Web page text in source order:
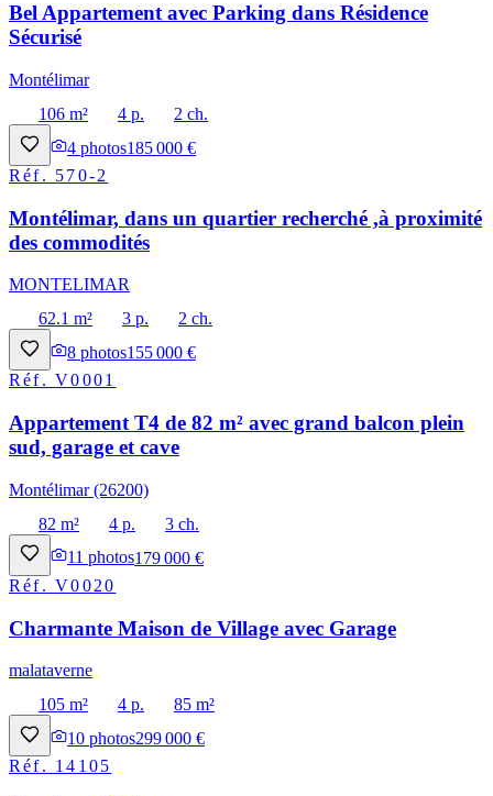
Bel Appartement avec Parking dans Résidence
Sécurisé
Montélimar
106 m²
4 p.
2 ch.
4 photos185 000 €
Réf. 570-2
Montélimar, dans un quartier recherché ,à proximité
des commodités
MONTELIMAR
62.1 m²
3 p.
2 ch.
8 photos155 000 €
Réf.V0001
Appartement T4 de 82 m² avec grand balcon plein
sud, garage et cave
Montélimar (26200)
82 m²
4 p.
3 ch.
11 photos179 000 €
Réf.V0020
Charmante Maison de Village avec Garage
malataverne
105 m²
4 p.
85 m²
10 photos299 000 €
Réf. 14105